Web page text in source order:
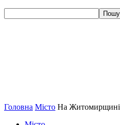
Головна Місто На Житомирщині